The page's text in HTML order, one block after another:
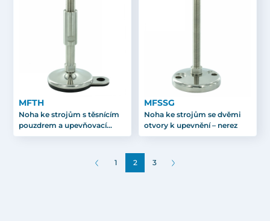
MFTH
Noha ke strojům s těsnícím
pouzdrem a upevňovací
destičkou – nerez
MFSSG
Noha ke strojům se dvěmi
otvory k upevnění – nerez
1 2 3